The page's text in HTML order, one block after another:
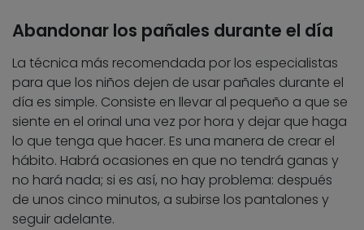
Abandonar los pañales durante el día
La técnica más recomendada por los especialistas
para que los niños dejen de usar pañales durante el
día es simple. Consiste en llevar al pequeño a que se
siente en el orinal una vez por hora y dejar que haga
lo que tenga que hacer. Es una manera de crear el
hábito. Habrá ocasiones en que no tendrá ganas y
no hará nada; si es así, no hay problema: después
de unos cinco minutos, a subirse los pantalones y
seguir adelante.